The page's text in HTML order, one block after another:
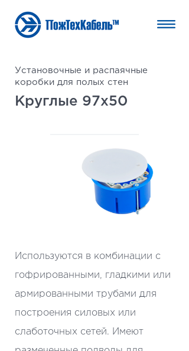
Установочные и распаячные
коробки для полых стен
Круглые 97x50
Используются в комбинации с
гофрированными, гладкими или
армированными трубами для
построения силовых или
слаботочных сетей. Имеют